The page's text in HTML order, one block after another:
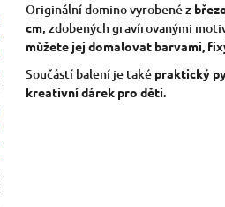
Originální domino vyrobené z
cm, zdobených gravírovanými
můžete jej domalovat barvami,
Součástí balení je také praktický
kreativní dárek pro děti.